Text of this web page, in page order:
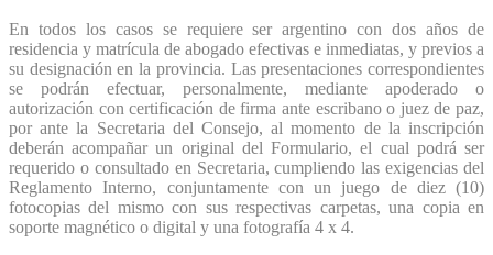
En todos los casos se requiere ser argentino con dos años de
residencia y matrícula de abogado efectivas e inmediatas, y previos a
su designación en la provincia. Las presentaciones correspondientes
se podrán efectuar, personalmente, mediante apoderado o
autorización con certificación de firma ante escribano o juez de paz,
por ante la Secretaria del Consejo, al momento de la inscripción
deberán acompañar un original del Formulario, el cual podrá ser
requerido o consultado en Secretaria, cumpliendo las exigencias del
Reglamento Interno, conjuntamente con un juego de diez (10)
fotocopias del mismo con sus respectivas carpetas, una copia en
soporte magnético o digital y una fotografía 4 x 4.